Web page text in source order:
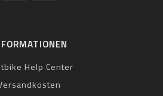
Help Center